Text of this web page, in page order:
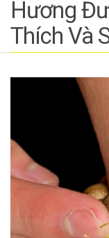
Hương
Thích Và